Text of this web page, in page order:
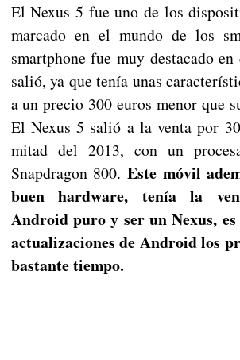
El Nexus 5 fue uno de los
marcado en el mundo de los
smartphone fue muy destacado
salió, ya que tenía unas
a un precio 300 euros menor que
El Nexus 5 salió a la venta por
mitad del 2013, con un
Snapdragon 800. Este móvil
buen hardware, tenía la
Android puro y ser un Nexus,
actualizaciones de Android los
bastante tiempo.